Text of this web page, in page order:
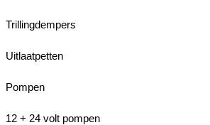
Trillingdempers
Uitlaatpetten
Pompen
12 + 24 volt pompen